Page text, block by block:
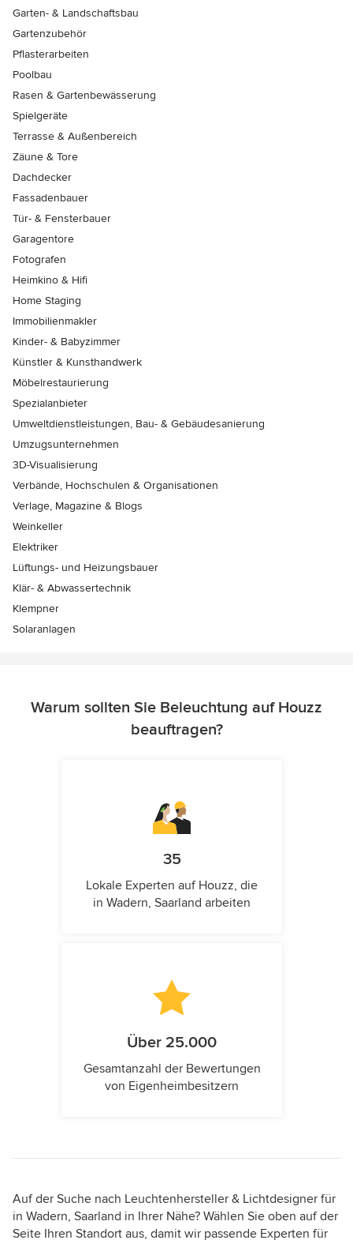
Garten- & Landschaftsbau
Gartenzubehör
Pflasterarbeiten
Poolbau
Rasen & Gartenbewässerung
Spielgeräte
Terrasse & Außenbereich
Zäune & Tore
Dachdecker
Fassadenbauer
Tür- & Fensterbauer
Garagentore
Fotografen
Heimkino & Hifi
Home Staging
Immobilienmakler
Kinder- & Babyzimmer
Künstler & Kunsthandwerk
Möbelrestaurierung
Spezialanbieter
Umweltdienstleistungen, Bau- & Gebäudesanierung
Umzugsunternehmen
3D-Visualisierung
Verbände, Hochschulen & Organisationen
Verlage, Magazine & Blogs
Weinkeller
Elektriker
Lüftungs- und Heizungsbauer
Klär- & Abwassertechnik
Klempner
Solaranlagen
Warum sollten Sie Beleuchtung auf Houzz
beauftragen?
35
Lokale Experten auf Houzz, die
in Wadern, Saarland arbeiten
Über 25.000
Gesamtanzahl der Bewertungen
von Eigenheimbesitzern
Auf der Suche nach Leuchtenhersteller & Lichtdesigner für
in Wadern, Saarland in Ihrer Nähe? Wählen Sie oben auf der
Seite Ihren Standort aus, damit wir passende Experten für